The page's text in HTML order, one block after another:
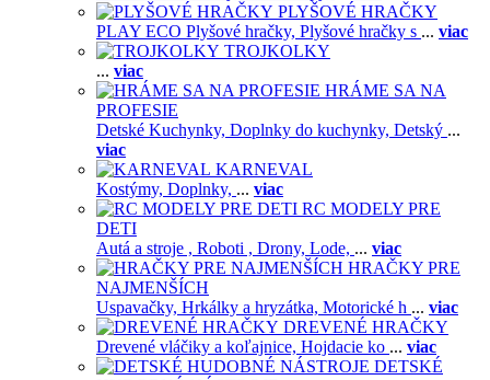
PLYŠOVÉ HRAČKY
PLAY ECO Plyšové hračky, Plyšové hračky s ... viac
TROJKOLKY
... viac
HRÁME SA NA
PROFESIE
Detské Kuchynky, Doplnky do kuchynky, Detský ...
viac
KARNEVAL
Kostýmy, Doplnky, ... viac
RC MODELY PRE
DETI
Autá a stroje , Roboti , Drony, Lode, ... viac
HRAČKY PRE
NAJMENŠÍCH
Uspavačky, Hrkálky a hryzátka, Motorické h ... viac
DREVENÉ HRAČKY
Drevené vláčiky a koľajnice, Hojdacie ko ... viac
DETSKÉ